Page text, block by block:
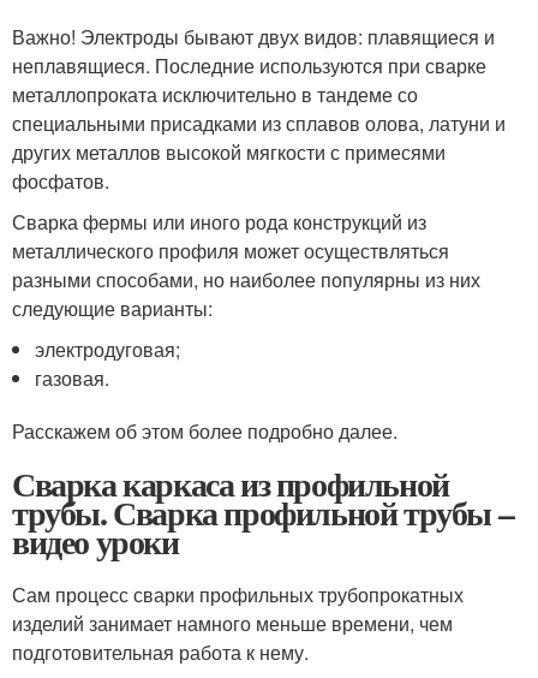
Важно! Электроды бывают двух видов: плавящиеся и
неплавящиеся. Последние используются при сварке
металлопроката исключительно в тандеме со
специальными присадками из сплавов олова, латуни и
других металлов высокой мягкости с примесями
фосфатов.
Сварка фермы или иного рода конструкций из
металлического профиля может осуществляться
разными способами, но наиболее популярны из них
следующие варианты:
электродуговая;
газовая.
Расскажем об этом более подробно далее.
Сварка каркаса из профильной
трубы. Сварка профильной трубы –
видео уроки
Сам процесс сварки профильных трубопрокатных
изделий занимает намного меньше времени, чем
подготовительная работа к нему.